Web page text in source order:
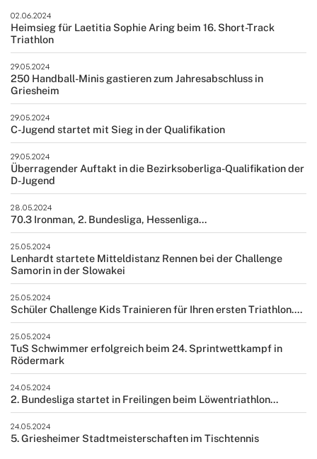
02.06.2024
Heimsieg für Laetitia Sophie Aring beim 16. Short-Track
Triathlon
29.05.2024
250 Handball-Minis gastieren zum Jahresabschluss in
Griesheim
29.05.2024
C-Jugend startet mit Sieg in der Qualifikation
29.05.2024
Überragender Auftakt in die Bezirksoberliga-Qualifikation der
D-Jugend
28.05.2024
70.3 Ironman, 2. Bundesliga, Hessenliga...
25.05.2024
Lenhardt startete Mitteldistanz Rennen bei der Challenge
Samorin in der Slowakei
25.05.2024
Schüler Challenge Kids Trainieren für Ihren ersten Triathlon....
25.05.2024
TuS Schwimmer erfolgreich beim 24. Sprintwettkampf in
Rödermark
24.05.2024
2. Bundesliga startet in Freilingen beim Löwentriathlon...
24.05.2024
5. Griesheimer Stadtmeisterschaften im Tischtennis